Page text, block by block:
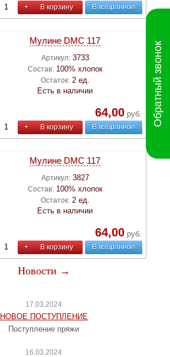
+ В корзину В избранное
Мулине DMC 117
Артикул: 3733
Состав: 100% хлопок
Остаток: 2 ед.
Есть в наличии
64,00руб.
+ В корзину В избранное
Мулине DMC 117
Артикул: 3827
Состав: 100% хлопок
Остаток: 2 ед.
Есть в наличии
64,00руб.
+ В корзину В избранное
Новости →
17.03.2024
НОВОЕ ПОСТУПЛЕНИЕ
Поступление пряжи
16.03.2024
Обратный звонок